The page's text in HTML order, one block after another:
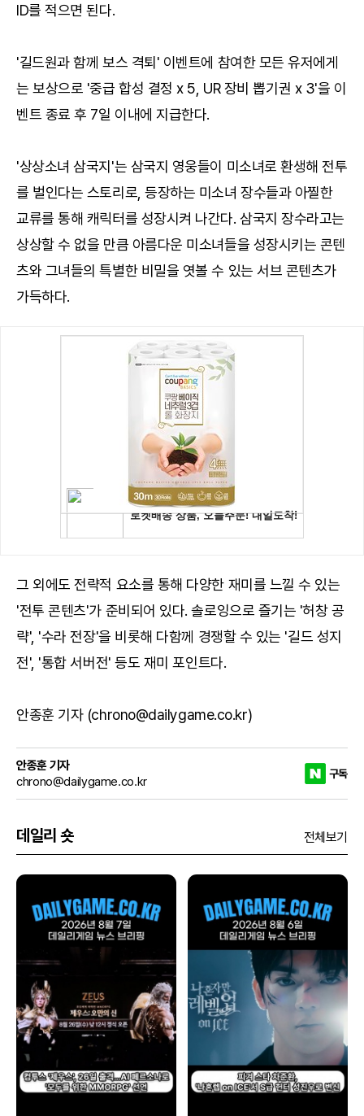
ID를 적으면 된다.
'길드원과 함께 보스 격퇴' 이벤트에 참여한 모든 유저에게
는 보상으로 '중급 합성 결정 x 5, UR 장비 뽑기권 x 3'을 이
벤트 종료 후 7일 이내에 지급한다.
'상상소녀 삼국지'는 삼국지 영웅들이 미소녀로 환생해 전투
를 벌인다는 스토리로, 등장하는 미소녀 장수들과 아찔한
교류를 통해 캐릭터를 성장시켜 나간다. 삼국지 장수라고는
상상할 수 없을 만큼 아름다운 미소녀들을 성장시키는 콘텐
츠와 그녀들의 특별한 비밀을 엿볼 수 있는 서브 콘텐츠가
가득하다.
그 외에도 전략적 요소를 통해 다양한 재미를 느낄 수 있는
'전투 콘텐츠'가 준비되어 있다. 솔로잉으로 즐기는 '허창 공
략', '수라 전장'을 비롯해 다함께 경쟁할 수 있는 '길드 성지
전', '통합 서버전' 등도 재미 포인트다.
안종훈 기자 (chrono@dailygame.co.kr)
안종훈 기자
chrono@dailygame.co.kr
구독
데일리 숏 전체보기